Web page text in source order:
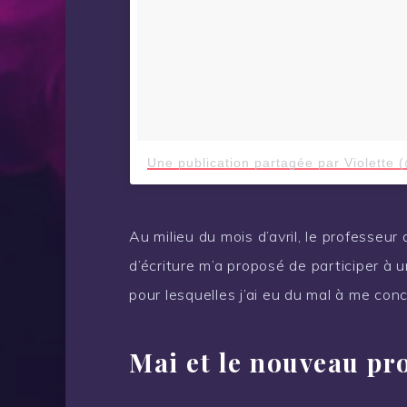
Une publication partagée par Violette
Au milieu du mois d’avril, le professeur
d’écriture m’a proposé de participer à
pour lesquelles j’ai eu du mal à me
Mai et le nouveau